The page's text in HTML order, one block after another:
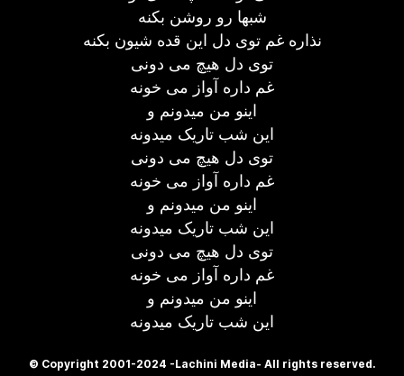
شبها رو روشن بکنه
نذاره غم توی دل این قده شیون بکنه
توی دل هیچ می دونی
غم داره آواز می خونه
اینو من میدونم و
این شب تاریک میدونه
توی دل هیچ می دونی
غم داره آواز می خونه
اینو من میدونم و
این شب تاریک میدونه
توی دل هیچ می دونی
غم داره آواز می خونه
اینو من میدونم و
این شب تاریک میدونه
© Copyright 2001-2024 -Lachini Media- All rights reserved.